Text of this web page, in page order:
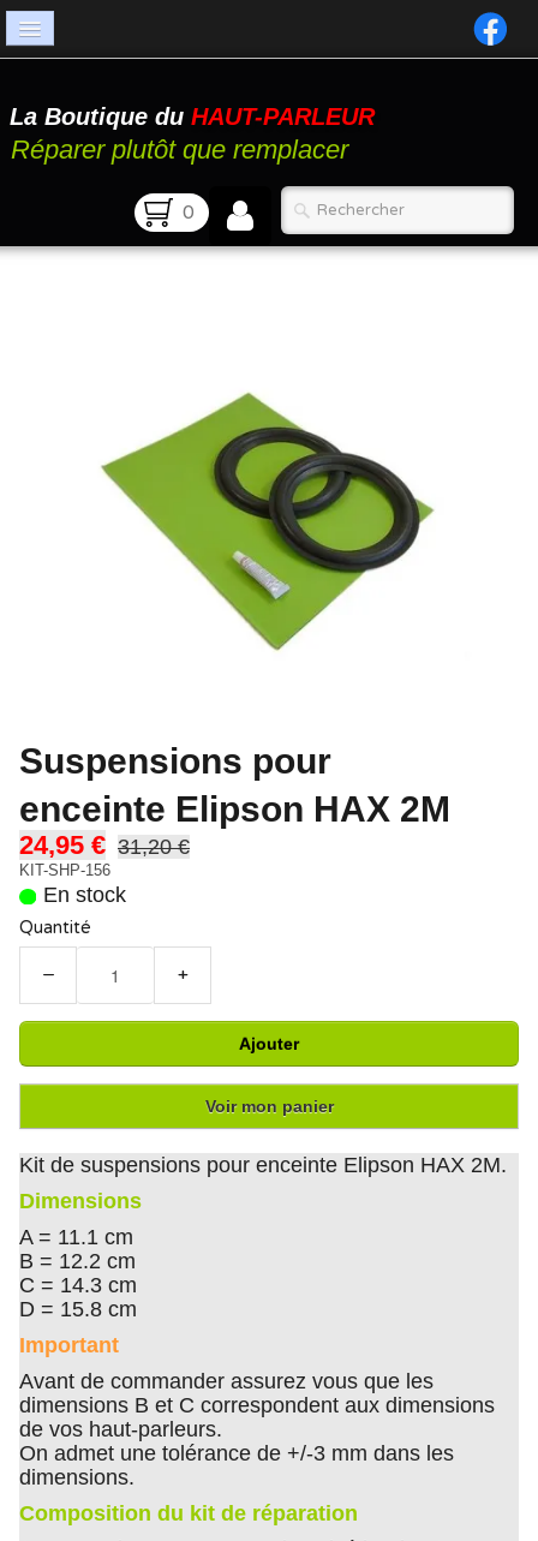
Catalogue
Atelier
La Boutique du HAUT-PARLEUR
Réparer plutôt que remplacer
0
Suspensions pour
enceinte Elipson HAX 2M
24,95 € 31,20 €
KIT-SHP-156
En stock
Quantité
− +
Ajouter
Voir mon panier
Kit de suspensions pour enceinte Elipson HAX 2M.
Dimensions
A = 11.1 cm
B = 12.2 cm
C = 14.3 cm
D = 15.8 cm
Important
Avant de commander assurez vous que les
dimensions B et C correspondent aux dimensions
de vos haut-parleurs.
On admet une tolérance de +/-3 mm dans les
dimensions.
Composition du kit de réparation